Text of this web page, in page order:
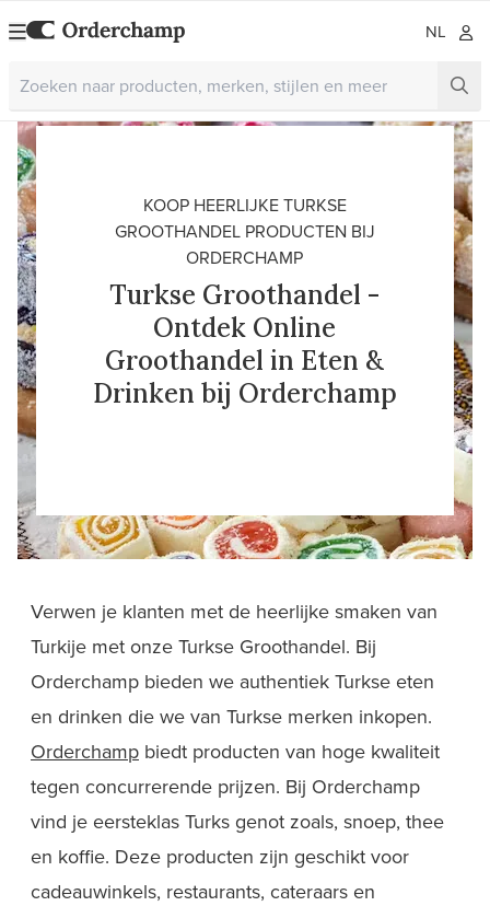
NL
KOOP HEERLIJKE TURKSE
GROOTHANDEL PRODUCTEN BIJ
ORDERCHAMP
Turkse Groothandel -
Ontdek Online
Groothandel in Eten &
Drinken bij Orderchamp
Verwen je klanten met de heerlijke smaken van
Turkije met onze Turkse Groothandel. Bij
Orderchamp bieden we authentiek Turkse eten
en drinken die we van Turkse merken inkopen.
Orderchamp biedt producten van hoge kwaliteit
tegen concurrerende prijzen. Bij Orderchamp
vind je eersteklas Turks genot zoals, snoep, thee
en koffie. Deze producten zijn geschikt voor
cadeauwinkels, restaurants, cateraars en